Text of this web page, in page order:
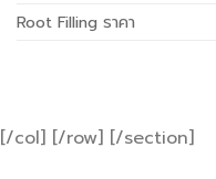
Root Filling ราคา
[/col] [/row] [/section]